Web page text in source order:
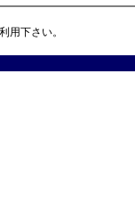
用下さい。